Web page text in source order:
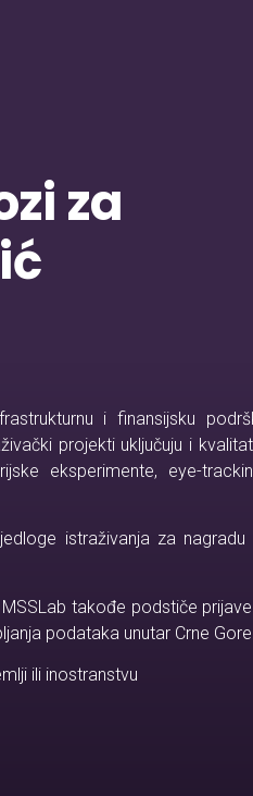
za
i finansijsku
projekti uključuju i
eksperimente, eye-
istraživanja za
takođe podstiče
podataka unutar Crne Gore.
ili inostranstvu